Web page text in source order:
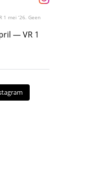
mei ‘26.
— VR 1